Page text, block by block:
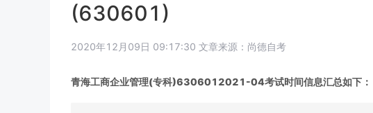
(630601)
2020年12月09日 09:17:30 文章来源：尚德自考
青海工商企业管理(专科)6306012021-04考试时间信息汇总如下：